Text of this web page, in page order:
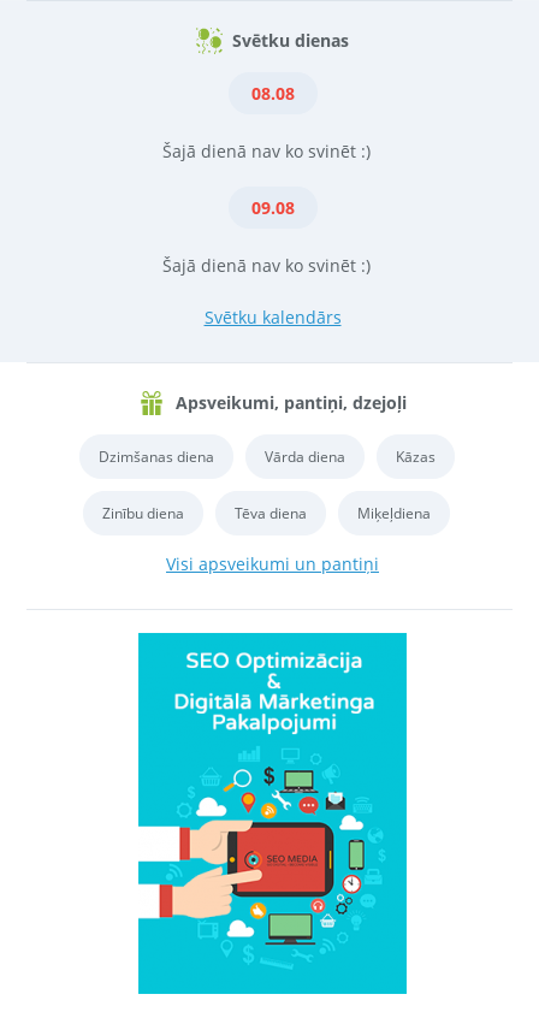
Svētku dienas
08.08
Šajā dienā nav ko svinēt :)
09.08
Šajā dienā nav ko svinēt :)
Svētku kalendārs
Apsveikumi, pantiņi, dzejoļi
Dzimšanas diena Vārda diena Kāzas
Zinību diena Tēva diena Miķeļdiena
Visi apsveikumi un pantiņi